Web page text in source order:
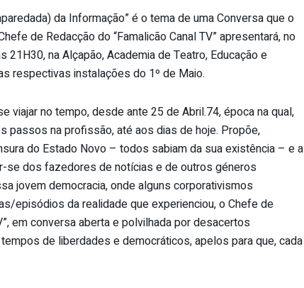
da Informação” é o tema de uma Conversa que o
de Redacção do “Famalicão Canal TV” apresentará, no
21H30, na Alçapão, Academia de Teatro, Educação e
respectivas instalações do 1º de Maio.
viajar no tempo, desde ante 25 de Abril.74, época na qual,
passos na profissão, até aos dias de hoje. Propõe,
do Estado Novo – todos sabiam da sua existência – e a
se dos fazedores de notícias e de outros géneros
jovem democracia, onde alguns corporativismos
episódios da realidade que experienciou, o Chefe de
em conversa aberta e polvilhada por desacertos
de liberdades e democráticos, apelos para que, cada